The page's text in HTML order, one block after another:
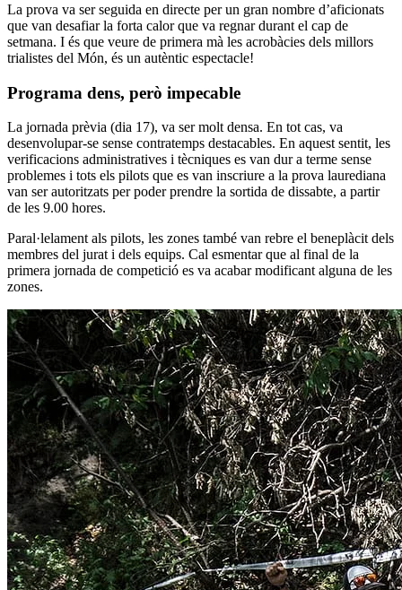
La prova va ser seguida en directe per un gran nombre d’aficionats
que van desafiar la forta calor que va regnar durant el cap de
setmana. I és que veure de primera mà les acrobàcies dels millors
trialistes del Món, és un autèntic espectacle!
Programa dens, però impecable
La jornada prèvia (dia 17), va ser molt densa. En tot cas, va
desenvolupar-se sense contratemps destacables. En aquest sentit, les
verificacions administratives i tècniques es van dur a terme sense
problemes i tots els pilots que es van inscriure a la prova laurediana
van ser autoritzats per poder prendre la sortida de dissabte, a partir
de les 9.00 hores.
Paral·lelament als pilots, les zones també van rebre el beneplàcit dels
membres del jurat i dels equips. Cal esmentar que al final de la
primera jornada de competició es va acabar modificant alguna de les
zones.